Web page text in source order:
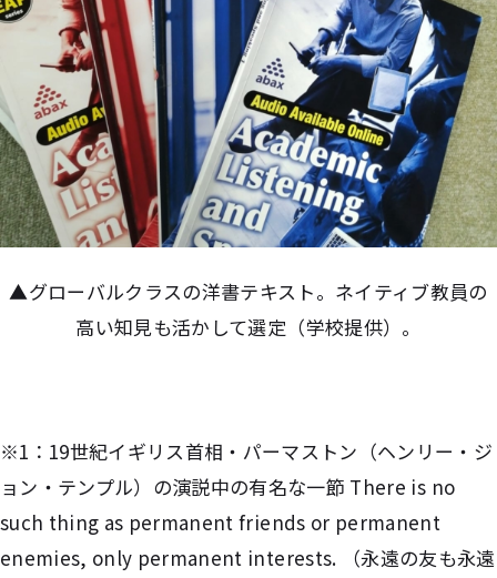
▲グローバルクラスの洋書テキスト。ネイティブ教員の
高い知見も活かして選定（学校提供）。
※1：19世紀イギリス首相・パーマストン（ヘンリー・ジ
ョン・テンプル）の演説中の有名な一節 There is no
such thing as permanent friends or permanent
enemies, only permanent interests. （永遠の友も永遠